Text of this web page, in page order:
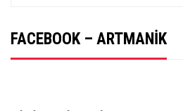
FACEBOOK – ARTMANIK